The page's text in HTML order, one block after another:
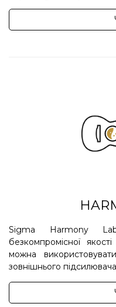
Sigma Harmony Lab
безкомпромісної
можна
зовнішнього